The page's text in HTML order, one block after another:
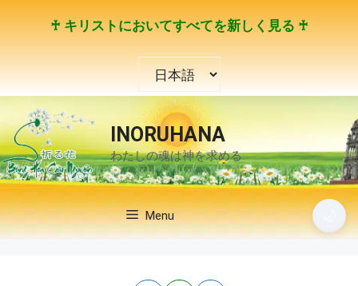
ス
キ
ッ
プ
♰ キリストにおいてすべてを新しく見る ♰
を
選
択
INORUHANA
わたしの魂は神を求める
Menu